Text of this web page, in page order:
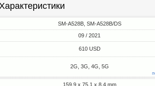
SM-A528B, SM-A528B/DS
09 / 2021
610 USD
2G, 3G, 4G, 5G
159.9 x 75.1 x 8.4 mm